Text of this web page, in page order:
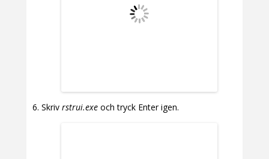
Skriv rstrui.exe och tryck Enter igen.